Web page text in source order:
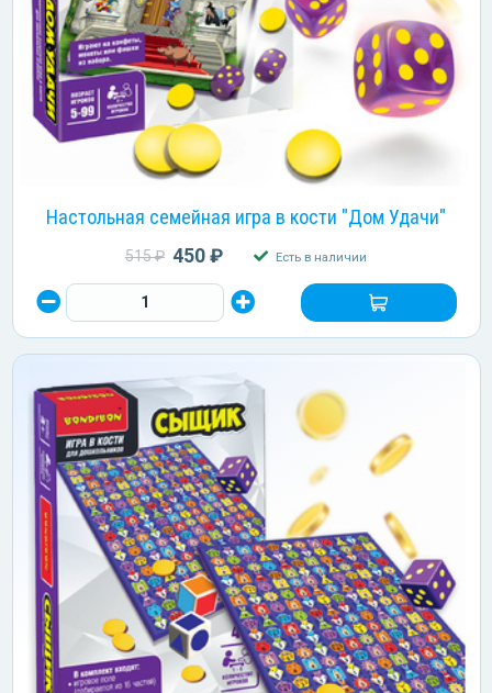
Настольная семейная игра в кости "Дом Удачи"
515 ₽ 450 ₽ Есть в наличии